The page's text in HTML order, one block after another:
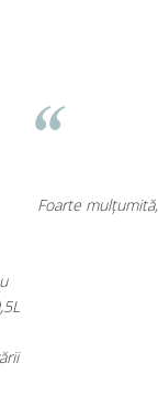
bun. Recomand